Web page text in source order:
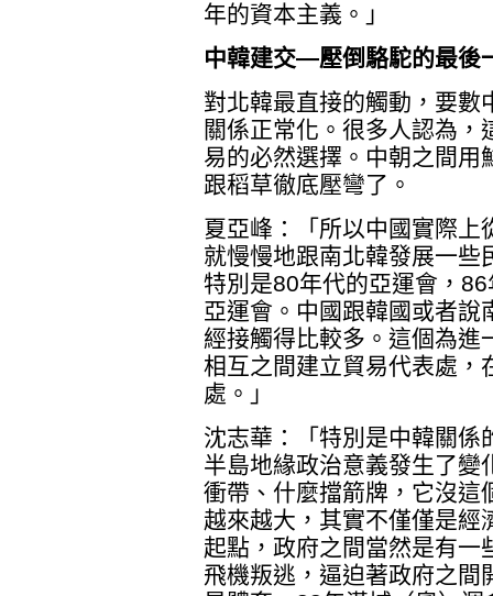
年的資本主義。」
中韓建交—壓倒駱駝的最後
對北韓最直接的觸動，要
關係正常化。很多人認為
易的必然選擇。中朝之間用
跟稻草徹底壓彎了。
夏亞峰：「所以中國實際
就慢慢地跟南北韓發展一些
特別是80年代的亞運會，
亞運會。中國跟韓國或者說
經接觸得比較多。這個為進
相互之間建立貿易代表處，
處。」
沈志華：「特別是中韓關係
半島地緣政治意義發生了變
衝帶、什麼擋箭牌，它沒這
越來越大，其實不僅僅是經
起點，政府之間當然是有一
飛機叛逃，逼迫著政府之間